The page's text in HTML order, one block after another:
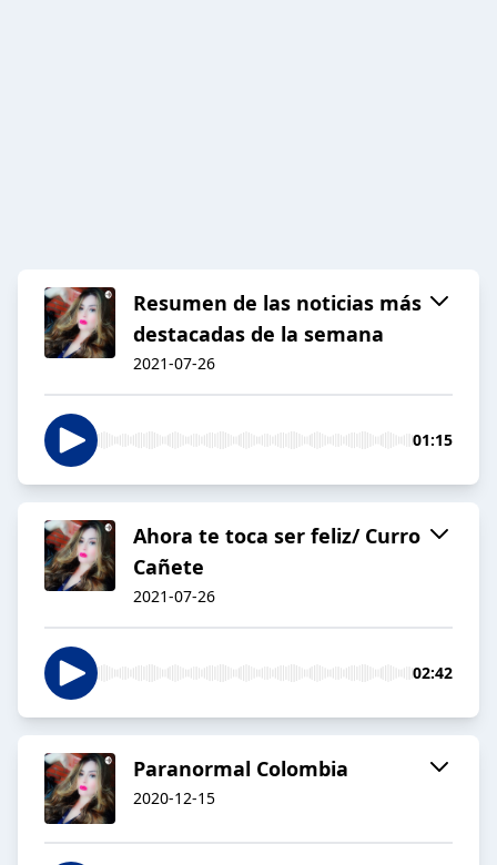
Resumen de las noticias más
destacadas de la semana
2021-07-26
01:15
Ahora te toca ser feliz/ Curro
Cañete
2021-07-26
02:42
Paranormal Colombia
2020-12-15